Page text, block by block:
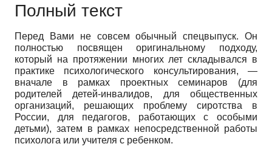
Полный текст
Перед Вами не совсем обычный спецвыпуск. Он
полностью посвящен оригинальному подходу,
который на протяжении многих лет складывался в
практике психологического консультирования, —
вначале в рамках проектных семинаров (для
родителей детей-инвалидов, для общественных
организаций, решающих проблему сиротства в
России, для педагогов, работающих с особыми
детьми), затем в рамках непосредственной работы
психолога или учителя с ребенком.